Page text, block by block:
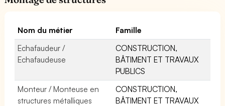
Nom du métier
Famille
Echafaudeur /
Echafaudeuse
CONSTRUCTION,
BÂTIMENT ET TRAVAUX
PUBLICS
Monteur / Monteuse en
structures métalliques
CONSTRUCTION,
BÂTIMENT ET TRAVAUX